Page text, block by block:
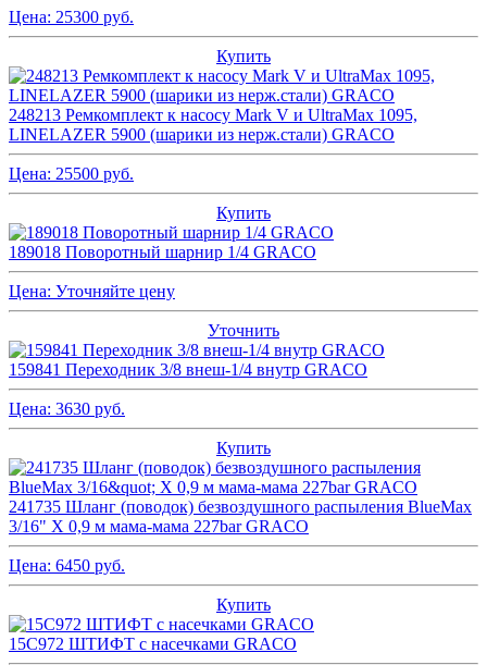
Цена: 25300 руб.
Купить
248213 Ремкомплект к насосу Mark V и UltraMax 1095,
LINELAZER 5900 (шарики из нерж.стали) GRACO
Цена: 25500 руб.
Купить
189018 Поворотный шарнир 1/4 GRACO
Цена: Уточняйте цену
Уточнить
159841 Переходник 3/8 внеш-1/4 внутр GRACO
Цена: 3630 руб.
Купить
241735 Шланг (поводок) безвоздушного распыления BlueMax
3/16" X 0,9 м мама-мама 227bar GRACO
Цена: 6450 руб.
Купить
15C972 ШТИФТ с насечками GRACO